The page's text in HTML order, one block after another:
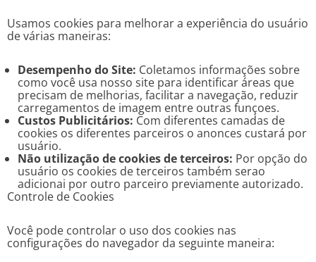
Usamos cookies para melhorar a experiência do usuário
de várias maneiras:
Desempenho do Site: Coletamos informações sobre
como você usa nosso site para identificar áreas que
precisam de melhorias, facilitar a navegação, reduzir
carregamentos de imagem entre outras funçoes.
Custos Publicitários: Com diferentes camadas de
cookies os diferentes parceiros o anonces custará por
usuário.
Não utilização de cookies de terceiros: Por opção do
usuário os cookies de terceiros também serao
adicionai por outro parceiro previamente autorizado.
Controle de Cookies
Você pode controlar o uso dos cookies nas
configurações do navegador da seguinte maneira: